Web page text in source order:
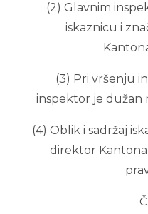
(2) Glavnim
iskaznicu i
(3) Pri vršenju
inspektor je dužan
(4) Oblik i sadržaj
direktor